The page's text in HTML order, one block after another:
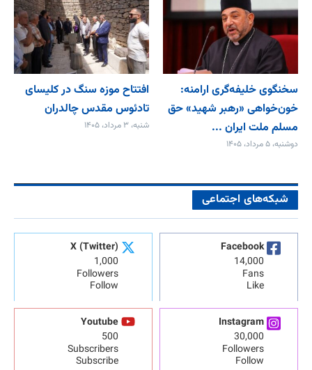
سخنگوی خلیفه‌گری ارامنه:
خون‌خواهی «رهبر شهید» حق
مسلم ملت ایران ...
دوشنبه، ۵ مرداد، ۱۴۰۵
افتتاح موزه سنگ در کلیسای
تادئوس مقدس چالدران
شنبه، ۳ مرداد، ۱۴۰۵
شبکه‌های اجتماعی
Facebook
14,000
Fans
Like
X (Twitter)
1,000
Followers
Follow
Instagram
30,000
Followers
Follow
Youtube
500
Subscribers
Subscribe